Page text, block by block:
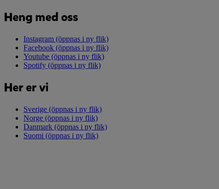
Heng med oss
Instagram (öppnas i ny flik)
Facebook (öppnas i ny flik)
Youtube (öppnas i ny flik)
Spotify (öppnas i ny flik)
Her er vi
Sverige (öppnas i ny flik)
Norge (öppnas i ny flik)
Danmark (öppnas i ny flik)
Suomi (öppnas i ny flik)